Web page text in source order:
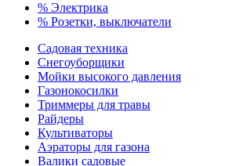
% Электрика
% Розетки, выключатели
Садовая техника
Снегоуборщики
Мойки высокого давления
Газонокосилки
Триммеры для травы
Райдеры
Культиваторы
Аэраторы для газона
Валики садовые